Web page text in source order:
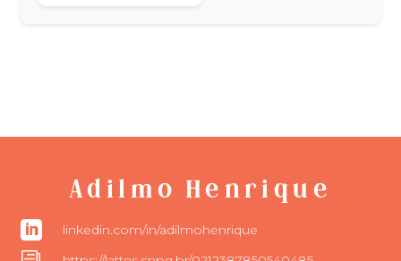
Adilmo Henrique
 linkedin.com/in/adilmohenrique